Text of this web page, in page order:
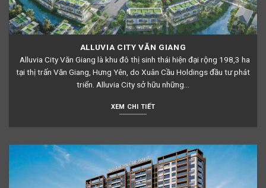
ALLUVIA CITY VĂN GIANG
Alluvia City Văn Giang là khu đô thị sinh thái hiện đại rộng 198,3 ha
tại thị trấn Văn Giang, Hưng Yên, do Xuân Cầu Holdings đầu tư phát
triển. Alluvia City sở hữu những...
XEM CHI TIẾT